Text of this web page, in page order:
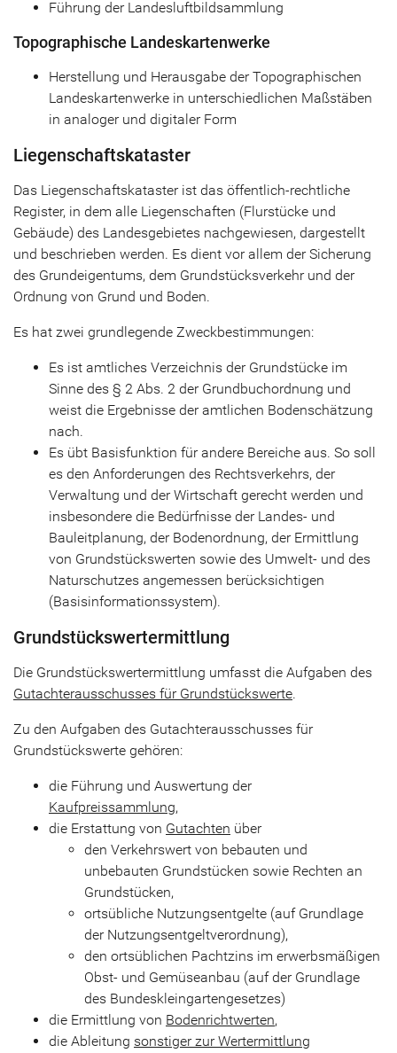
Führung der Landesluftbildsammlung
Topographische Landeskartenwerke
Herstellung und Herausgabe der Topographischen
Landeskartenwerke in unterschiedlichen Maßstäben
in analoger und digitaler Form
Liegenschaftskataster
Das Liegenschaftskataster ist das öffentlich-rechtliche
Register, in dem alle Liegenschaften (Flurstücke und
Gebäude) des Landesgebietes nachgewiesen, dargestellt
und beschrieben werden. Es dient vor allem der Sicherung
des Grundeigentums, dem Grundstücksverkehr und der
Ordnung von Grund und Boden.
Es hat zwei grundlegende Zweckbestimmungen:
Es ist amtliches Verzeichnis der Grundstücke im
Sinne des § 2 Abs. 2 der Grundbuchordnung und
weist die Ergebnisse der amtlichen Bodenschätzung
nach.
Es übt Basisfunktion für andere Bereiche aus. So soll
es den Anforderungen des Rechtsverkehrs, der
Verwaltung und der Wirtschaft gerecht werden und
insbesondere die Bedürfnisse der Landes- und
Bauleitplanung, der Bodenordnung, der Ermittlung
von Grundstückswerten sowie des Umwelt- und des
Naturschutzes angemessen berücksichtigen
(Basisinformationssystem).
Grundstückswertermittlung
Die Grundstückswertermittlung umfasst die Aufgaben des
Gutachterausschusses für Grundstückswerte.
Zu den Aufgaben des Gutachterausschusses für
Grundstückswerte gehören:
die Führung und Auswertung der
Kaufpreissammlung,
die Erstattung von Gutachten über
den Verkehrswert von bebauten und
unbebauten Grundstücken sowie Rechten an
Grundstücken,
ortsübliche Nutzungsentgelte (auf Grundlage
der Nutzungsentgeltverordnung),
den ortsüblichen Pachtzins im erwerbsmäßigen
Obst- und Gemüseanbau (auf der Grundlage
des Bundeskleingartengesetzes)
die Ermittlung von Bodenrichtwerten,
die Ableitung sonstiger zur Wertermittlung